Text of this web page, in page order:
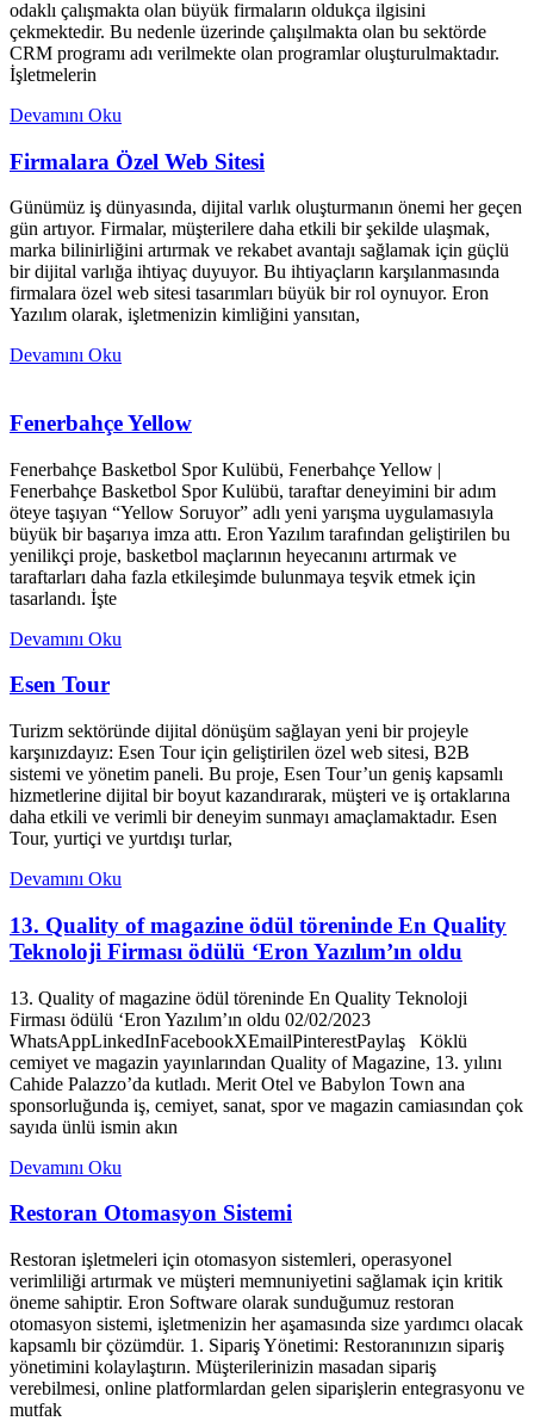
odaklı çalışmakta olan büyük firmaların oldukça ilgisini
çekmektedir. Bu nedenle üzerinde çalışılmakta olan bu sektörde
CRM programı adı verilmekte olan programlar oluşturulmaktadır.
İşletmelerin
Devamını Oku
Firmalara Özel Web Sitesi
Günümüz iş dünyasında, dijital varlık oluşturmanın önemi her geçen
gün artıyor. Firmalar, müşterilere daha etkili bir şekilde ulaşmak,
marka bilinirliğini artırmak ve rekabet avantajı sağlamak için güçlü
bir dijital varlığa ihtiyaç duyuyor. Bu ihtiyaçların karşılanmasında
firmalara özel web sitesi tasarımları büyük bir rol oynuyor. Eron
Yazılım olarak, işletmenizin kimliğini yansıtan,
Devamını Oku
Fenerbahçe Yellow
Fenerbahçe Basketbol Spor Kulübü, Fenerbahçe Yellow |
Fenerbahçe Basketbol Spor Kulübü, taraftar deneyimini bir adım
öteye taşıyan “Yellow Soruyor” adlı yeni yarışma uygulamasıyla
büyük bir başarıya imza attı. Eron Yazılım tarafından geliştirilen bu
yenilikçi proje, basketbol maçlarının heyecanını artırmak ve
taraftarları daha fazla etkileşimde bulunmaya teşvik etmek için
tasarlandı. İşte
Devamını Oku
Esen Tour
Turizm sektöründe dijital dönüşüm sağlayan yeni bir projeyle
karşınızdayız: Esen Tour için geliştirilen özel web sitesi, B2B
sistemi ve yönetim paneli. Bu proje, Esen Tour’un geniş kapsamlı
hizmetlerine dijital bir boyut kazandırarak, müşteri ve iş ortaklarına
daha etkili ve verimli bir deneyim sunmayı amaçlamaktadır. Esen
Tour, yurtiçi ve yurtdışı turlar,
Devamını Oku
13. Quality of magazine ödül töreninde En Quality
Teknoloji Firması ödülü ‘Eron Yazılım’ın oldu
13. Quality of magazine ödül töreninde En Quality Teknoloji
Firması ödülü ‘Eron Yazılım’ın oldu 02/02/2023
WhatsAppLinkedInFacebookXEmailPinterestPaylaş Köklü
cemiyet ve magazin yayınlarından Quality of Magazine, 13. yılını
Cahide Palazzo’da kutladı. Merit Otel ve Babylon Town ana
sponsorluğunda iş, cemiyet, sanat, spor ve magazin camiasından çok
sayıda ünlü ismin akın
Devamını Oku
Restoran Otomasyon Sistemi
Restoran işletmeleri için otomasyon sistemleri, operasyonel
verimliliği artırmak ve müşteri memnuniyetini sağlamak için kritik
öneme sahiptir. Eron Software olarak sunduğumuz restoran
otomasyon sistemi, işletmenizin her aşamasında size yardımcı olacak
kapsamlı bir çözümdür. 1. Sipariş Yönetimi: Restoranınızın sipariş
yönetimini kolaylaştırın. Müşterilerinizin masadan sipariş
verebilmesi, online platformlardan gelen siparişlerin entegrasyonu ve
mutfak